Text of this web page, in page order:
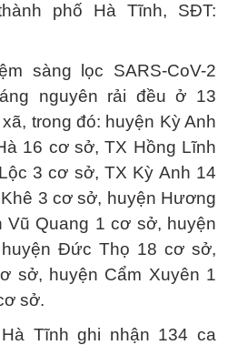
phố Hà Tĩnh, SĐT:
sàng lọc SARS-CoV-2
nguyên rải đều ở 13
trong đó: huyện Kỳ Anh
16 cơ sở, TX Hồng Lĩnh
3 cơ sở, TX Kỳ Anh 14
3 cơ sở, huyện Hương
Quang 1 cơ sở, huyện
Đức Thọ 18 cơ sở,
sở, huyện Cẩm Xuyên 1
sở.
Tĩnh ghi nhận 134 ca